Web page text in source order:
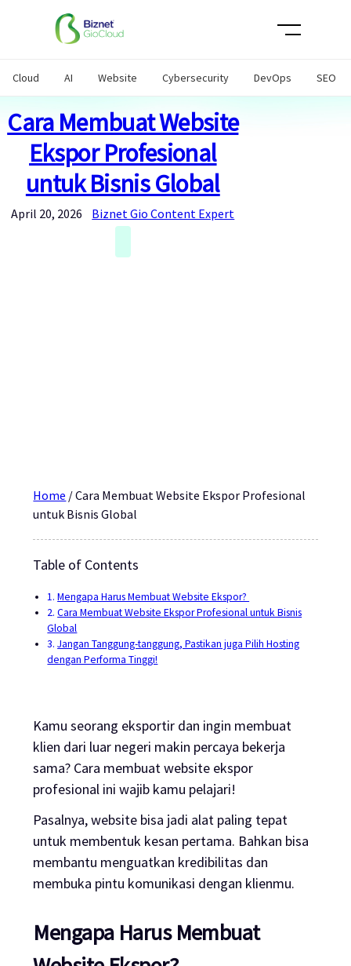
Cloud AI Website Cybersecurity DevOps SEO
Cara Membuat Website
Ekspor Profesional
untuk Bisnis Global
April 20, 2026 Biznet Gio Content Expert
Home /Cara Membuat Website Ekspor Profesional
untuk Bisnis Global
Table of Contents
Mengapa Harus Membuat Website Ekspor?
Cara Membuat Website Ekspor Profesional untuk Bisnis
Global
Jangan Tanggung-tanggung, Pastikan juga Pilih Hosting
dengan Performa Tinggi!
Kamu seorang eksportir dan ingin membuat
klien dari luar negeri makin percaya bekerja
sama? Cara membuat website ekspor
profesional ini wajib kamu pelajari!
Pasalnya, website bisa jadi alat paling tepat
untuk membentuk kesan pertama. Bahkan bisa
membantu menguatkan kredibilitas dan
membuka pintu komunikasi dengan klienmu.
Mengapa Harus Membuat